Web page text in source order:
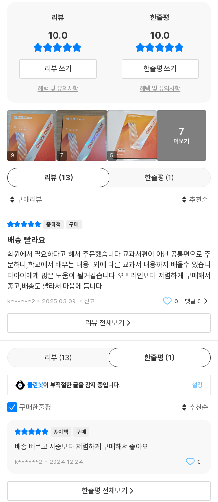
리뷰
10.0
리뷰 쓰기
혜택 및 유의사항
한줄평
10.0
한줄평 쓰기
혜택 및 유의사항
9 7 5
7
더보기
리뷰 13 한줄평 1
구매리뷰 추천순
종이책 구매
배송 빨라요
학원에서 필요하다고 해서 주문했습니다 교과서편이 아닌 공통편으로 주
문하니,학교에서 배우는 내용 외에 다른 교과서 내용까지 배울수 있습니
다아이에게 많은 도움이 될거같습니다 오프라인보다 저렴하게 구매해서
좋고,배송도 빨라서 마음에 듭니다
k******2 2025.03.09. 신고 0 댓글0
리뷰 전체보기
리뷰 13 한줄평 1
클린봇이 부적절한 글을 감지 중입니다. 설정
구매한줄평 추천순
종이책 구매
배송 빠르고 시중보다 저렴하게 구매해서 좋아요
k******2 2024.12.24. 0
한줄평 전체보기